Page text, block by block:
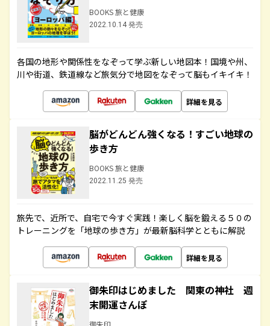
BOOKS 旅と健康
2022.10.14 発売
各国の地形や関係性をなぞって学ぶ新しい地図本！国境や州、
川や街道、鉄道線など旅気分で地図をなぞって脳もイキイキ！
詳細を見る
脳がどんどん強くなる！すごい地球の
歩き方
BOOKS 旅と健康
2022.11.25 発売
旅先で、近所で、自宅で今すぐ実践！楽しく脳を鍛える５０の
トレーニングを「地球の歩き方」が最新脳科学とともに解説
詳細を見る
御朱印はじめました 関東の神社 週
末開運さんぽ
御朱印